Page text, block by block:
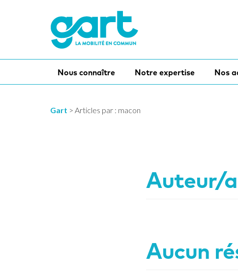
Nous connaître Notre expertise Nos
Gart > Articles par : macon
Auteur/
Aucun